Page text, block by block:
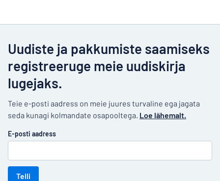
Uudiste ja pakkumiste saamiseks
registreeruge meie uudiskirja
lugejaks.
Teie e-posti aadress on meie juures turvaline ega jagata
seda kunagi kolmandate osapooltega. Loe lähemalt.
E-posti aadress
Telli